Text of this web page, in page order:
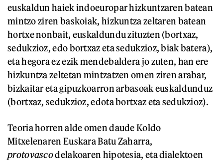
euskaldun haiek indoeuropar hizkuntzaren batean
mintzo ziren baskoiak, hizkuntza zeltaren batean
hortxe nonbait, euskaldundu zituzten (bortxaz,
sedukzioz, edo bortxaz eta sedukzioz, biak batera),
eta hegora ez ezik mendebaldera jo zuten, han ere
hizkuntza zeltetan mintzatzen omen ziren arabar,
bizkaitar eta gipuzkoarron arbasoak euskaldunduz
(bortxaz, sedukzioz, edota bortxaz eta sedukzioz).
Teoria horren alde omen daude Koldo
Mitxelenaren Euskara Batu Zaharra,
protovascodelakoaren hipotesia, eta dialektoen